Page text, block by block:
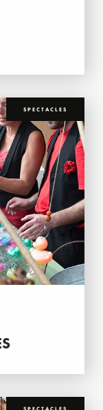
SPECTACLES
SPECTACLES